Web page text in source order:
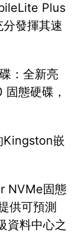
Plus
發揮其速
：全新亮
態硬碟，
Kingston嵌
NVMe固態
供可預測
資料中心之